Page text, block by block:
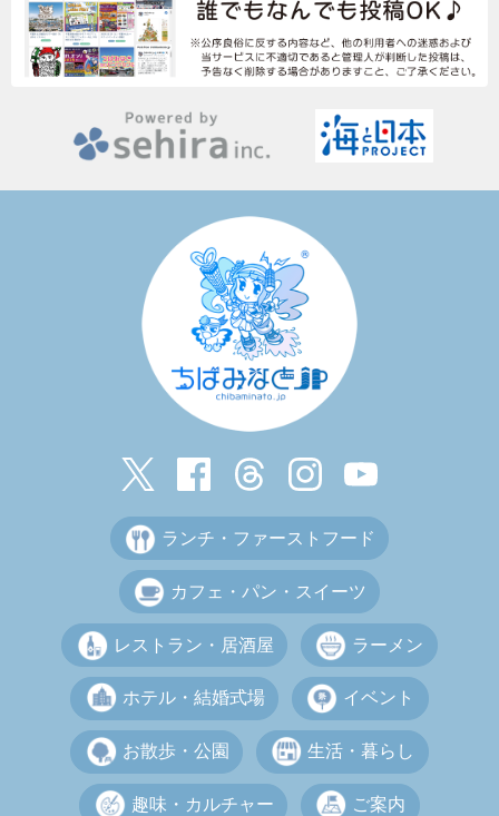
ランチ・ファーストフード
カフェ・パン・スイーツ
レストラン・居酒屋 ラーメン
ホテル・結婚式場 イベント
お散歩・公園 生活・暮らし
趣味・カルチャー ご案内